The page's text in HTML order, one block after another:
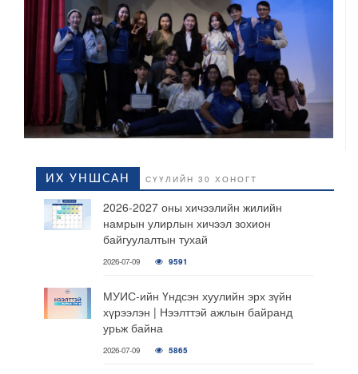
ИХ УНШСАН СҮҮЛИЙН 30 ХОНОГТ
2026-2027 оны хичээлийн жилийн
намрын улирлын хичээл зохион
байгуулалтын тухай
2026-07-09 9591
МУИС-ийн Үндсэн хуулийн эрх зүйн
хүрээлэн | Нээлттэй ажлын байранд
урьж байна
2026-07-09 5865